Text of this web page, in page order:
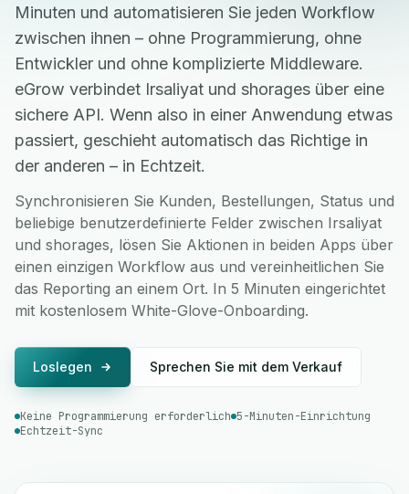
Minuten und automatisieren Sie jeden Workflow
zwischen ihnen – ohne Programmierung, ohne
Entwickler und ohne komplizierte Middleware.
eGrow verbindet Irsaliyat und shorages über eine
sichere API. Wenn also in einer Anwendung etwas
passiert, geschieht automatisch das Richtige in
der anderen – in Echtzeit.
Synchronisieren Sie Kunden, Bestellungen, Status und
beliebige benutzerdefinierte Felder zwischen Irsaliyat
und shorages, lösen Sie Aktionen in beiden Apps über
einen einzigen Workflow aus und vereinheitlichen Sie
das Reporting an einem Ort. In 5 Minuten eingerichtet
mit kostenlosem White-Glove-Onboarding.
Loslegen Sprechen Sie mit dem Verkauf
Keine Programmierung erforderlich 5-Minuten-Einrichtung
Echtzeit-Sync